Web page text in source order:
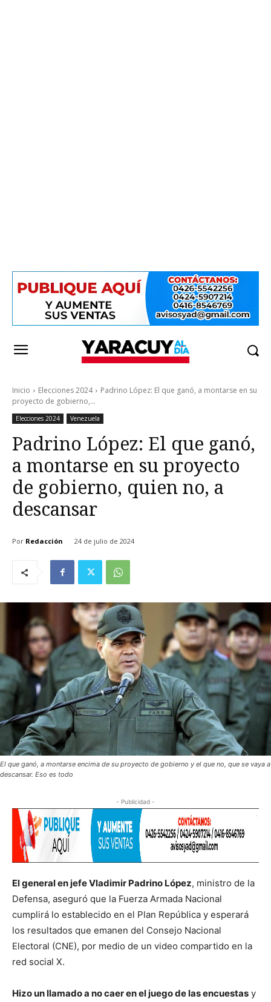
Inicio Elecciones 2024
Padrino López: El que ganó, a montarse en su
proyecto de gobierno,...
Elecciones 2024 Venezuela
Padrino López: El que ganó,
a montarse en su proyecto
de gobierno, quien no, a
descansar
Por Redacción 24 de julio de 2024
El que ganó, a montarse encima de su proyecto de gobierno y el que no, que se vaya a
descansar. Eso es todo
- Publicidad -
El general en jefe Vladimir Padrino López, ministro de la
Defensa, aseguró que la Fuerza Armada Nacional
cumplirá lo establecido en el Plan República y esperará
los resultados que emanen del Consejo Nacional
Electoral (CNE), por medio de un video compartido en la
red social X.
Hizo un llamado a no caer en el juego de las encuestas y